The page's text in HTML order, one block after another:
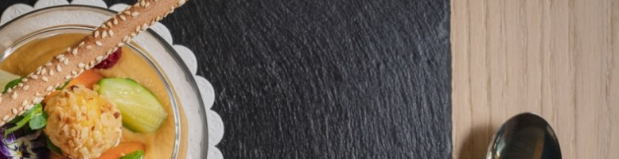
Philosophie, die Tradition und Innovation verbindet. Dabei werden bevorzugt lokale Produkte wie saisonales Gemüse, Eier aus
spezialisiert ist, Produkte aus dem eigenen biologischen Garten zu verarbeiten und traditionelle Rezepte auf pflanzlicher Basis neu zu